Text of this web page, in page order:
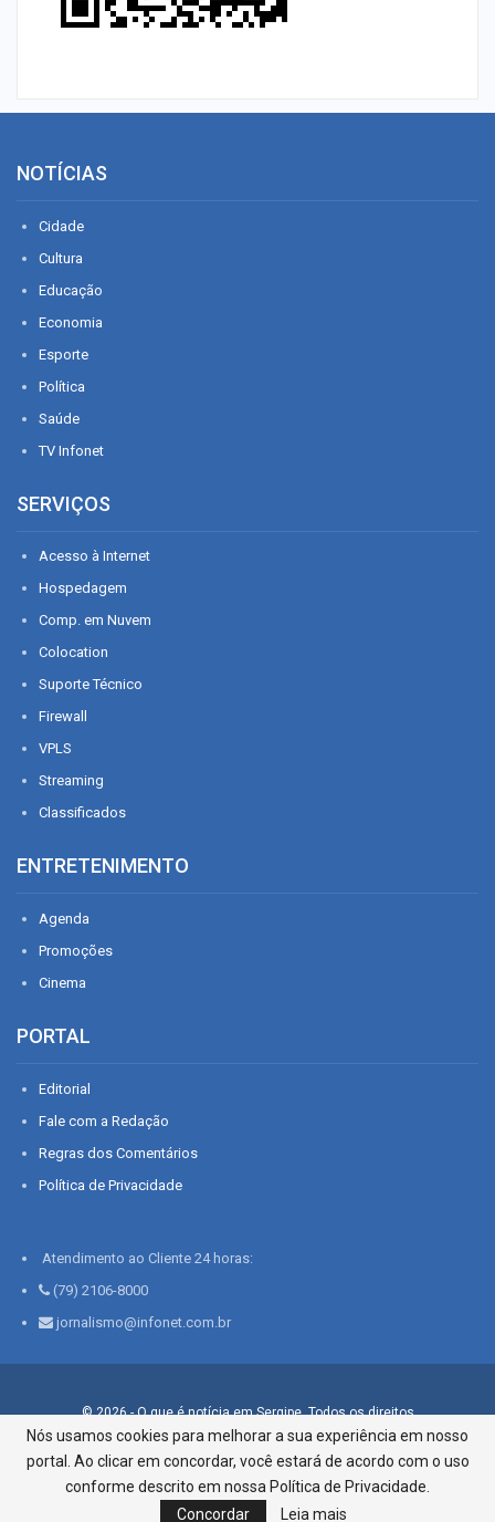
NOTÍCIAS
Cidade
Cultura
Educação
Economia
Esporte
Política
Saúde
TV Infonet
SERVIÇOS
Acesso à Internet
Hospedagem
Comp. em Nuvem
Colocation
Suporte Técnico
Firewall
VPLS
Streaming
Classificados
ENTRETENIMENTO
Agenda
Promoções
Cinema
PORTAL
Editorial
Fale com a Redação
Regras dos Comentários
Política de Privacidade
Atendimento ao Cliente 24 horas:
(79) 2106-8000
jornalismo@infonet.com.br
© 2026 - O que é notícia em Sergipe. Todos os direitos
reservados.
Infonet - Rua Monsenhor Silveira 276, Bairro São José |
Aracaju-SE, CEP 49015-030, Fone: 79.2106.8000 - CI Centro de
Informações LTDA
Nós usamos cookies para melhorar a sua experiência em nosso
portal. Ao clicar em concordar, você estará de acordo com o uso
conforme descrito em nossa Política de Privacidade.
Concordar
Leia mais